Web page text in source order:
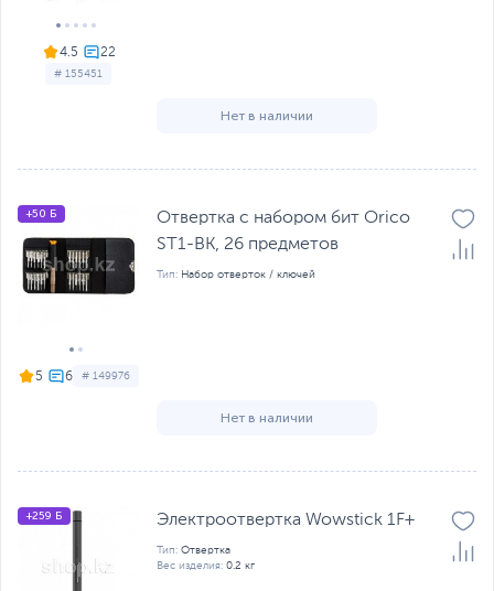
4.5
# 155451
Нет в наличии
5 # 149976
+50 Б
Отвертка с набором бит Orico
ST1-BK, 26 предметов
Тип: Набор отверток / ключей
Нет в наличии
+259 Б Электроотвертка Wowstick 1F+
Тип: Отвертка
Вес изделия: 0.2 кг